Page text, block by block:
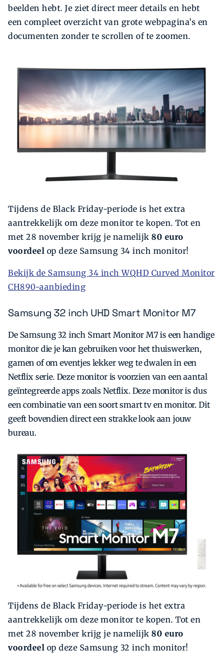
beelden hebt. Je ziet direct meer details en hebt
een compleet overzicht van grote webpagina’s en
documenten zonder te scrollen of te zoomen.
Tijdens de Black Friday-periode is het extra
aantrekkelijk om deze monitor te kopen. Tot en
met 28 november krijg je namelijk 80 euro
voordeel op deze Samsung 34 inch monitor!
Bekijk de Samsung 34 inch WQHD Curved Monitor
CH890-aanbieding
Samsung 32 inch UHD Smart Monitor M7
De Samsung 32 inch Smart Monitor M7 is een handige
monitor die je kan gebruiken voor het thuiswerken,
gamen of om eventjes lekker weg te dwalen in een
Netflix serie. Deze monitor is voorzien van een aantal
geïntegreerde apps zoals Netflix. Deze monitor is dus
een combinatie van een soort smart tv en monitor. Dit
geeft bovendien direct een strakke look aan jouw
bureau.
Tijdens de Black Friday-periode is het extra
aantrekkelijk om deze monitor te kopen. Tot en
met 28 november krijg je namelijk 80 euro
voordeel op deze Samsung 32 inch monitor!